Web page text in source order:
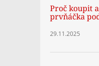
Proč koupit
prvňáčka
29.11.2025